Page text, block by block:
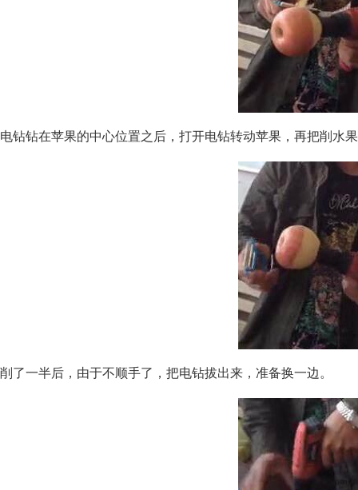
电钻钻在苹果的中心位置之后，打开电钻转动苹果，再把削水
削了一半后，由于不顺手了，把电钻拔出来，准备换一边。